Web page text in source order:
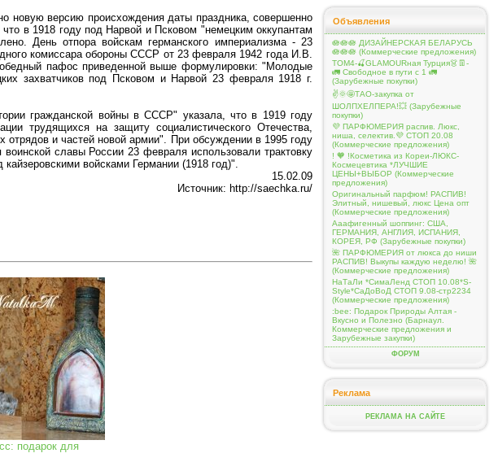
новую версию происхождения даты праздника, совершенно
в 1918 году под Нарвой и Псковом "немецким оккупантам
День отпора войскам германского империализма - 23
комиссара обороны СССР от 23 февраля 1942 года И.В.
пафос приведенной выше формулировки: "Молодые
захватчиков под Псковом и Нарвой 23 февраля 1918 г.
гражданской войны в СССР" указала, что в 1919 году
трудящихся на защиту социалистического Отечества,
и частей новой армии". При обсуждении в 1995 году
славы России 23 февраля использовали трактовку
войсками Германии (1918 год)".
15.02.09
Источник: http://saechka.ru/
подарок для
Объявления
🪷🪷🪷 ДИЗАЙНЕРСКАЯ БЕЛАРУСЬ
🪷🪷🪷 (Коммерческие предложения)
ТОМ4-🍒GLAMOURная Турция👗👖-
🚛 Свободное в пути с 1 🚛
(Зарубежные покупки)
✌️🌞🤩ТАО-закупка от
ШОЛПХЕЛПЕРА!💥 (Зарубежные
покупки)
💜 ПАРФЮМЕРИЯ распив. Люкс,
ниша, селектив.💜 СТОП 20.08
(Коммерческие предложения)
! 🧡 !Косметика из Кореи-ЛЮКС-
Космецевтика *ЛУЧШИЕ
ЦЕНЫ+ВЫБОР (Коммерческие
предложения)
Оригинальный парфюм! РАСПИВ!
Элитный, нишевый, люкс Цена опт
(Коммерческие предложения)
Ааафигенный шоппинг: США,
ГЕРМАНИЯ, АНГЛИЯ, ИСПАНИЯ,
КОРЕЯ, РФ (Зарубежные покупки)
🌺 ПАРФЮМЕРИЯ от люкса до ниши
РАСПИВ! Выкупы каждую неделю! 🌺
(Коммерческие предложения)
НаТаЛи *СимаЛенд СТОП 10.08*S-
Style*СаДоВоД СТОП 9.08-стр2234
(Коммерческие предложения)
:bee: Подарок Природы Алтая -
Вкусно и Полезно (Барнаул.
Коммерческие предложения и
Зарубежные закупки)
ФОРУМ
Реклама
РЕКЛАМА НА САЙТЕ